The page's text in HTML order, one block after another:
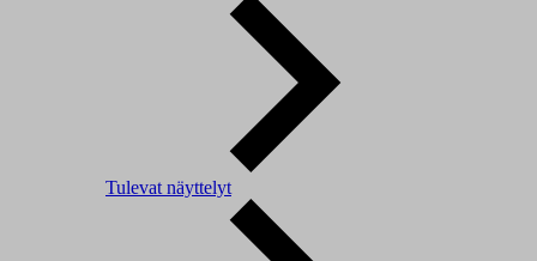
Tulevat näyttelyt